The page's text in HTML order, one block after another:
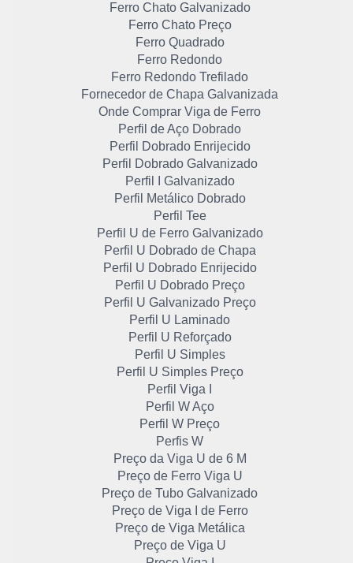
Ferro Chato Galvanizado
Ferro Chato Preço
Ferro Quadrado
Ferro Redondo
Ferro Redondo Trefilado
Fornecedor de Chapa Galvanizada
Onde Comprar Viga de Ferro
Perfil de Aço Dobrado
Perfil Dobrado Enrijecido
Perfil Dobrado Galvanizado
Perfil I Galvanizado
Perfil Metálico Dobrado
Perfil Tee
Perfil U de Ferro Galvanizado
Perfil U Dobrado de Chapa
Perfil U Dobrado Enrijecido
Perfil U Dobrado Preço
Perfil U Galvanizado Preço
Perfil U Laminado
Perfil U Reforçado
Perfil U Simples
Perfil U Simples Preço
Perfil Viga I
Perfil W Aço
Perfil W Preço
Perfis W
Preço da Viga U de 6 M
Preço de Ferro Viga U
Preço de Tubo Galvanizado
Preço de Viga I de Ferro
Preço de Viga Metálica
Preço de Viga U